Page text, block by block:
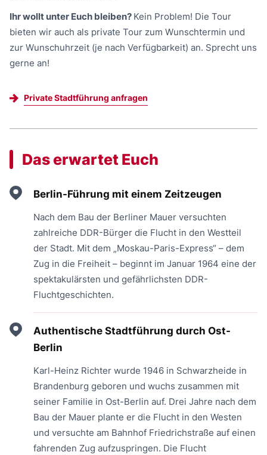
Ihr wollt unter Euch bleiben? Kein Problem! Die Tour
bieten wir auch als private Tour zum Wunschtermin und
zur Wunschuhrzeit (je nach Verfügbarkeit) an. Sprecht uns
gerne an!
Private Stadtführung anfragen
Das erwartet Euch
Berlin-Führung mit einem Zeitzeugen
Nach dem Bau der Berliner Mauer versuchten
zahlreiche DDR-Bürger die Flucht in den Westteil
der Stadt. Mit dem „Moskau-Paris-Express“ – dem
Zug in die Freiheit – beginnt im Januar 1964 eine der
spektakulärsten und gefährlichsten DDR-
Fluchtgeschichten.
Authentische Stadtführung durch Ost-
Berlin
Karl-Heinz Richter wurde 1946 in Schwarzheide in
Brandenburg geboren und wuchs zusammen mit
seiner Familie in Ost-Berlin auf. Drei Jahre nach dem
Bau der Mauer plante er die Flucht in den Westen
und versuchte am Bahnhof Friedrichstraße auf einen
fahrenden Zug aufzuspringen. Die Flucht